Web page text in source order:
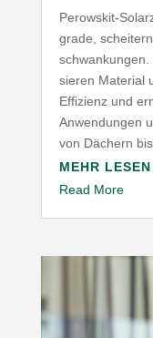
Perowskit-​
grade,
sieren Material
Effizienz und
Anwen­dungen
von Dächern
MEHR LESEN
Read More